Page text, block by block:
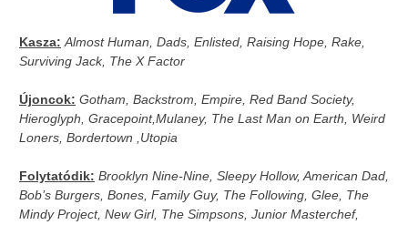
Kasza: Almost Human, Dads, Enlisted, Raising Hope, Rake,
Surviving Jack, The X Factor
Újoncok: Gotham, Backstrom, Empire, Red Band Society,
Hieroglyph, Gracepoint,Mulaney, The Last Man on Earth, Weird
Loners, Bordertown ,Utopia
Folytatódik: Brooklyn Nine-Nine, Sleepy Hollow, American Dad,
Bob’s Burgers, Bones, Family Guy, The Following, Glee, The
Mindy Project, New Girl, The Simpsons, Junior Masterchef,